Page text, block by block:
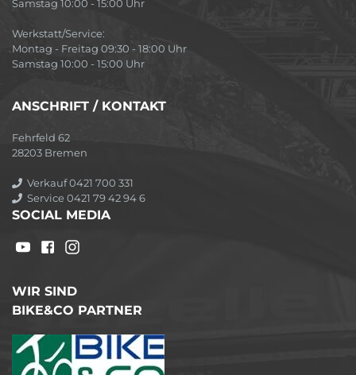
Samstag 10:00 - 15:00 Uhr
Werkstatt/Service:
Montag - Freitag 09:30 - 18:00 Uhr
Samstag 10:00 - 15:00 Uhr
ANSCHRIFT / KONTAKT
Fehrfeld 62
28203 Bremen
Verkauf 0421 700 331
Service 0421 79 42 94 6
SOCIAL MEDIA
WIR SIND
BIKE&CO PARTNER